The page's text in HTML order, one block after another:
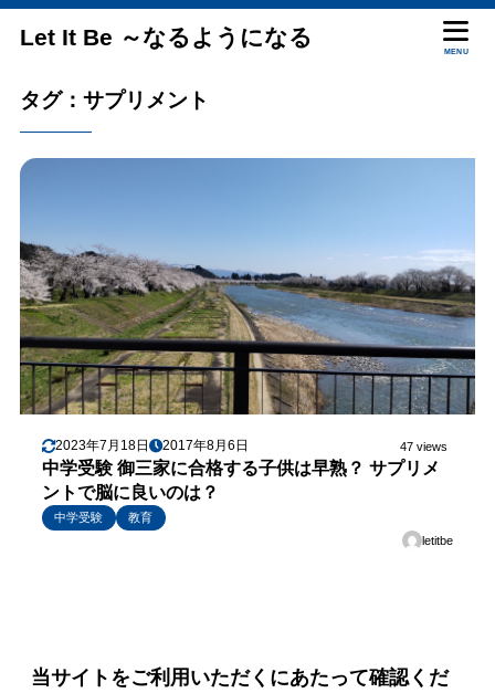
Let It Be ～なるようになる
MENU
タグ：サプリメント
2023年7月18日 2017年8月6日 47 views
中学受験 御三家に合格する子供は早熟？ サプリメ
ントで脳に良いのは？
中学受験
教育
letitbe
当サイトをご利用いただくにあたって確認くだ